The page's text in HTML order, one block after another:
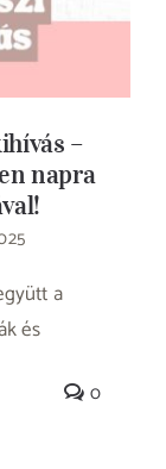
–
napra
a
és
0